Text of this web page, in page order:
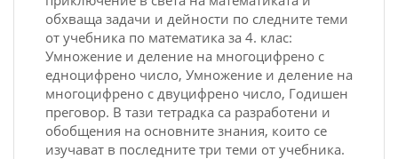
обхваща задачи и дейности по следните теми
от учебника по математика за 4. клас:
Умножение и деление на многоцифрено с
едноцифрено число, Умножение и деление на
многоцифрено с двуцифрено число, Годишен
преговор. В тази тетрадка са разработени и
обобщения на основните знания, които се
изучават в последните три теми от учебника.